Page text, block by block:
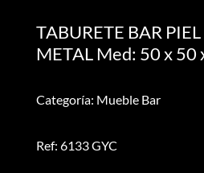
TABURETE BAR
METAL Med: 50 x 50
Categoría: Mueble Bar
Ref: 6133 GYC